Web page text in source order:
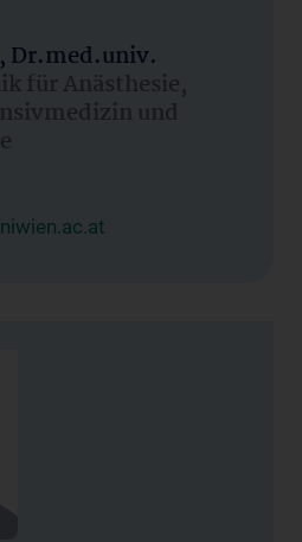
Dr.med.univ.
für Anästhesie,
und